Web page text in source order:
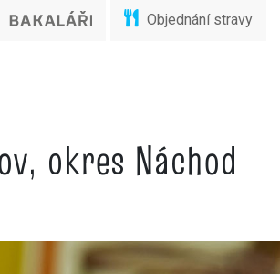
okres Náchod
Objednání stravy